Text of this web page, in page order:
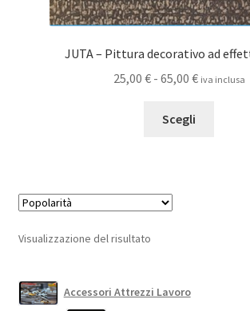
JUTA – Pittura decorativo ad
25,00 € - 65,00 €Fascia
iva inclusa
Scegli
Visualizzazione del risultato
Accessori Attrezzi Lavoro